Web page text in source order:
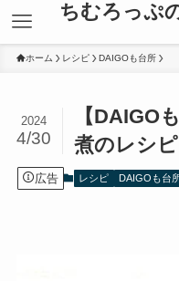
ちむろっぷ
ホーム レシピ DAIGOも台所
【DAIGO
煮のレシピ
2024
4/30
広告 レシピ DAIGOも台